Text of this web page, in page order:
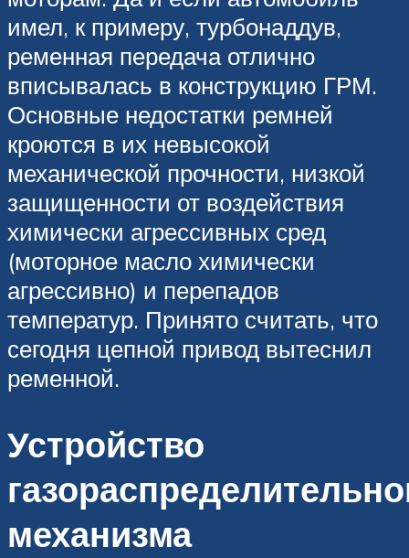
имел, к примеру, турбонаддув,
ременная передача отлично
вписывалась в конструкцию ГРМ.
Основные недостатки ремней
кроются в их невысокой
механической прочности, низкой
защищенности от воздействия
химически агрессивных сред
(моторное масло химически
агрессивно) и перепадов
температур. Принято считать, что
сегодня цепной привод вытеснил
ременной.
Устройство
механизма